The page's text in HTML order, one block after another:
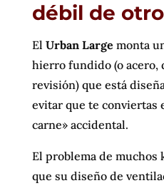
débil de
El Urban Large monta
hierro fundido (o acero,
revisión) que está
evitar que te conviertas
carne» accidental.
El problema de muchos
que su diseño de